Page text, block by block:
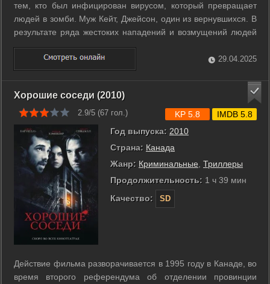
тем, кто был инфицирован вирусом, который превращает
людей в зомби. Муж Кейт, Джейсон, один из вернувшихся. В
результате ряда жестоких нападений и возмущений людей
из течения против возврата, которые заявили, что лекарство
работает нестабильно, было объявлено, что для
безопасности ...
29.04.2025
Хорошие соседи (2010)
2.9/5 (67 гол.)
Год выпуска: 2010
Страна: Канада
Жанр: Криминальные Триллеры
Продолжительность: 1 ч 39 мин
Качество:
SD
KP 5.8 IMDB 5.8
Действие фильма разворачивается в 1995 году в Канаде, во
время второго референдума об отделении провинции